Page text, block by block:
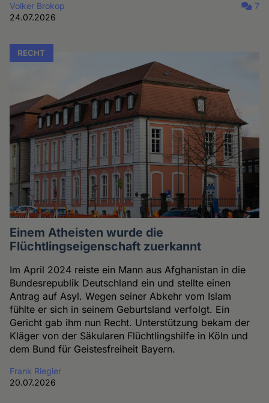
Volker Brokop
24.07.2026
7
RECHT
Einem Atheisten wurde die
Flüchtlingseigenschaft zuerkannt
Im April 2024 reiste ein Mann aus Afghanistan in die
Bundesrepublik Deutschland ein und stellte einen
Antrag auf Asyl. Wegen seiner Abkehr vom Islam
fühlte er sich in seinem Geburtsland verfolgt. Ein
Gericht gab ihm nun Recht. Unterstützung bekam der
Kläger von der Säkularen Flüchtlingshilfe in Köln und
dem Bund für Geistesfreiheit Bayern.
Frank Riegler
20.07.2026